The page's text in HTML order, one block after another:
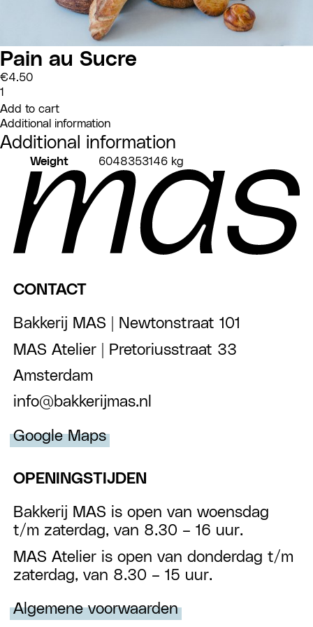
Pain au Sucre
€4.50
Pain
au
Sucre
quantity
Add to cart
Additional information
Additional information
Weight 6048353146 kg
CONTACT
Bakkerij MAS | Newtonstraat 101
MAS Atelier | Pretoriusstraat 33
Amsterdam
info@bakkerijmas.nl
Google Maps
OPENINGSTIJDEN
Bakkerij MAS is open van woensdag
t/m zaterdag, van 8.30 – 16 uur.
MAS Atelier is open van donderdag t/m
zaterdag, van 8.30 – 15 uur.
Algemene voorwaarden